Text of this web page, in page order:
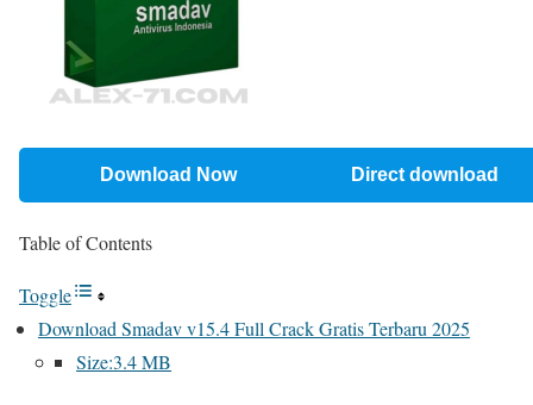
Download Now Direct download
Table of Contents
Toggle
Download Smadav v15.4 Full Crack Gratis Terbaru 2025
Size:3.4 MB